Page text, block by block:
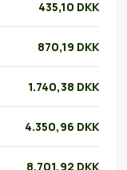
435,10 DKK
870,19 DKK
1.740,38 DKK
4.350,96 DKK
8.701,92 DKK